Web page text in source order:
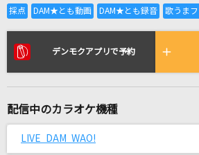
全国りれき
リアルタイムで歌われてい
それでいい夜
デンモクアプリで予約
配信中のカラオケ機種
LIVE DAM WAO!